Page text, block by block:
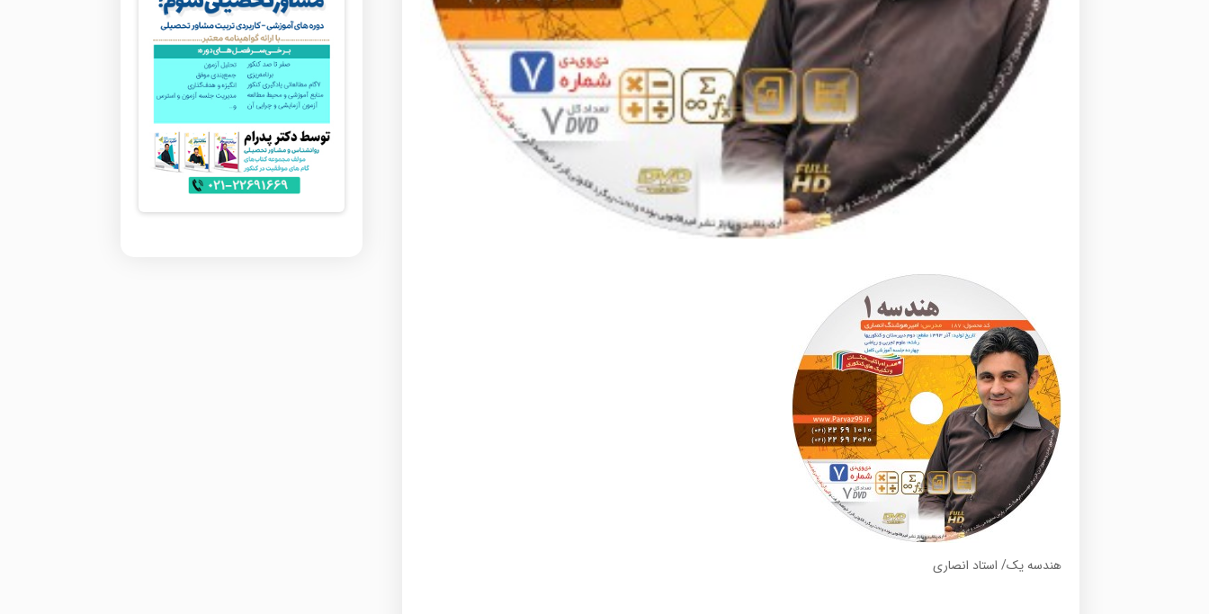
هندسه یک/ استاد انصاری